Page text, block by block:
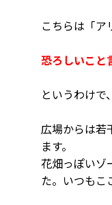
こちらは「ア
恐ろしいこと
というわけで
広場からは若
ます。
花畑っぽいゾ
た。いつもこ